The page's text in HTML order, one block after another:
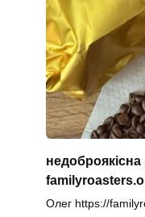
недоброякісна
Олег https://